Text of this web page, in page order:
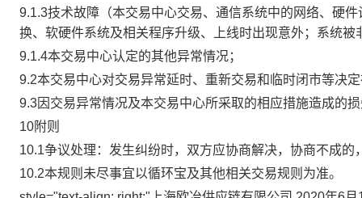
9.1.3技术故障（本交易中心交易、通信系统中的网络、硬
换、软硬件系统及相关程序升级、上线时出现意外；系统
9.1.4本交易中心认定的其他异常情况；
9.2本交易中心对交易异常延时、重新交易和临时闭市等决
9.3因交易异常情况及本交易中心所采取的相应措施造成的
10附则
10.1争议处理：发生纠纷时，双方应协商解决，协商不成
10.2本规则未尽事宜以循环宝及其他相关交易规则为准。